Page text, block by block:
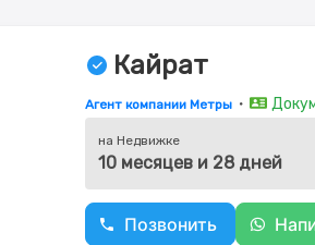
Кайрат
Агент компании Метры・
на Недвижке
10 месяцев и 28 дней
Позвонить